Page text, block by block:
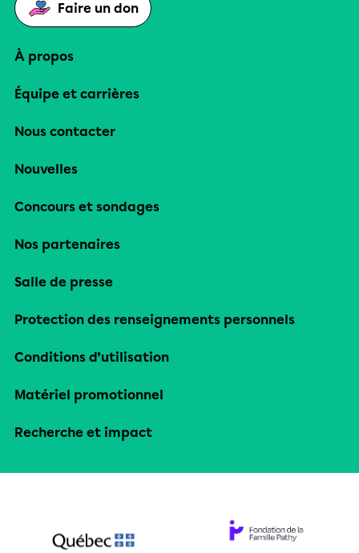
Faire un don
À propos
Équipe et carrières
Nous contacter
Nouvelles
Concours et sondages
Nos partenaires
Salle de presse
Protection des renseignements personnels
Conditions d’utilisation
Matériel promotionnel
Recherche et impact